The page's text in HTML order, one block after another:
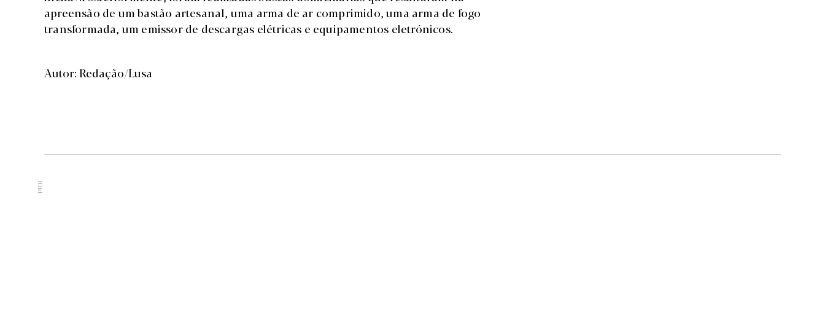
apreensão de um bastão artesanal, uma arma de ar comprimido, uma arma de fogo
transformada, um emissor de descargas elétricas e equipamentos eletrónicos.
Autor: Redação/Lusa
PUB.